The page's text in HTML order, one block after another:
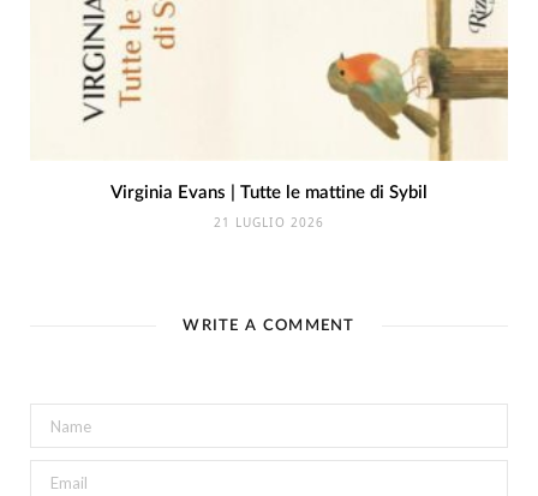
Virginia Evans | Tutte le mattine di Sybil
21 LUGLIO 2026
WRITE A COMMENT